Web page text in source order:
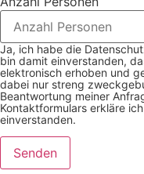
Ja, ich habe die
bin damit einverstanden,
elektronisch erhoben und
dabei nur streng
Beantwortung meiner
Kontaktformulars erkläre
einverstanden.
Senden